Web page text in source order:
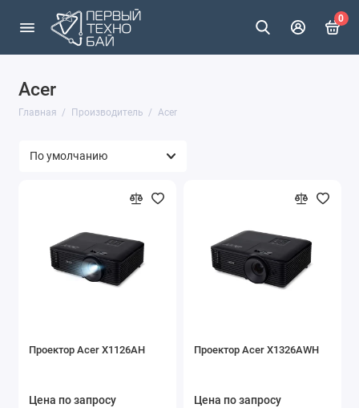
0
Acer
Главная Производитель Acer
Проектор Acer X1126AH
Цена по запросу
Проектор Acer X1326AWH
Цена по запросу